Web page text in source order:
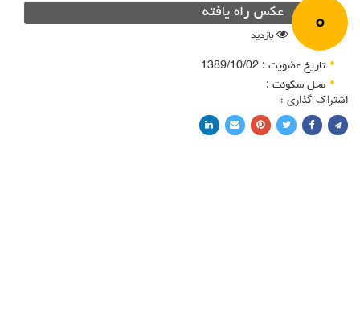
۰ عکس راه یافته
بازدید
تاریخ عضویت : 1389/10/02
محل سکونت :
اشتراک گذاری :
اشتراک با فیسبوکاشتراک در توییتر
پین کردن در پینترست
اشتراک با ایمیلاشتراک با لینکدین